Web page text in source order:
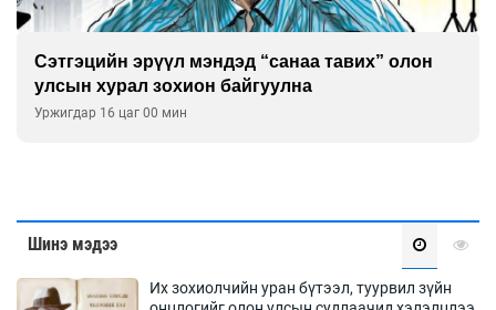
Сэтгэцийн эрүүл мэндэд “санаа тавих” олон
улсын хурал зохион байгуулна
Уржигдар 16 цаг 00 мин
Шинэ мэдээ
Их зохиолчийн уран бүтээл, туурвил зүйн